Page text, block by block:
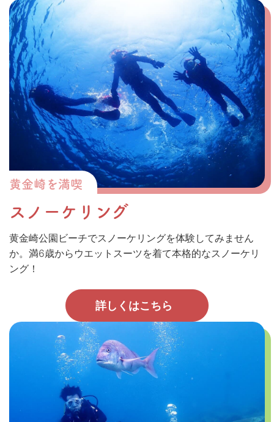
黄金崎を満喫
スノーケリング
黄金崎公園ビーチでスノーケリングを体験してみません
か。満6歳からウエットスーツを着て本格的なスノーケリ
ング！
詳しくはこちら